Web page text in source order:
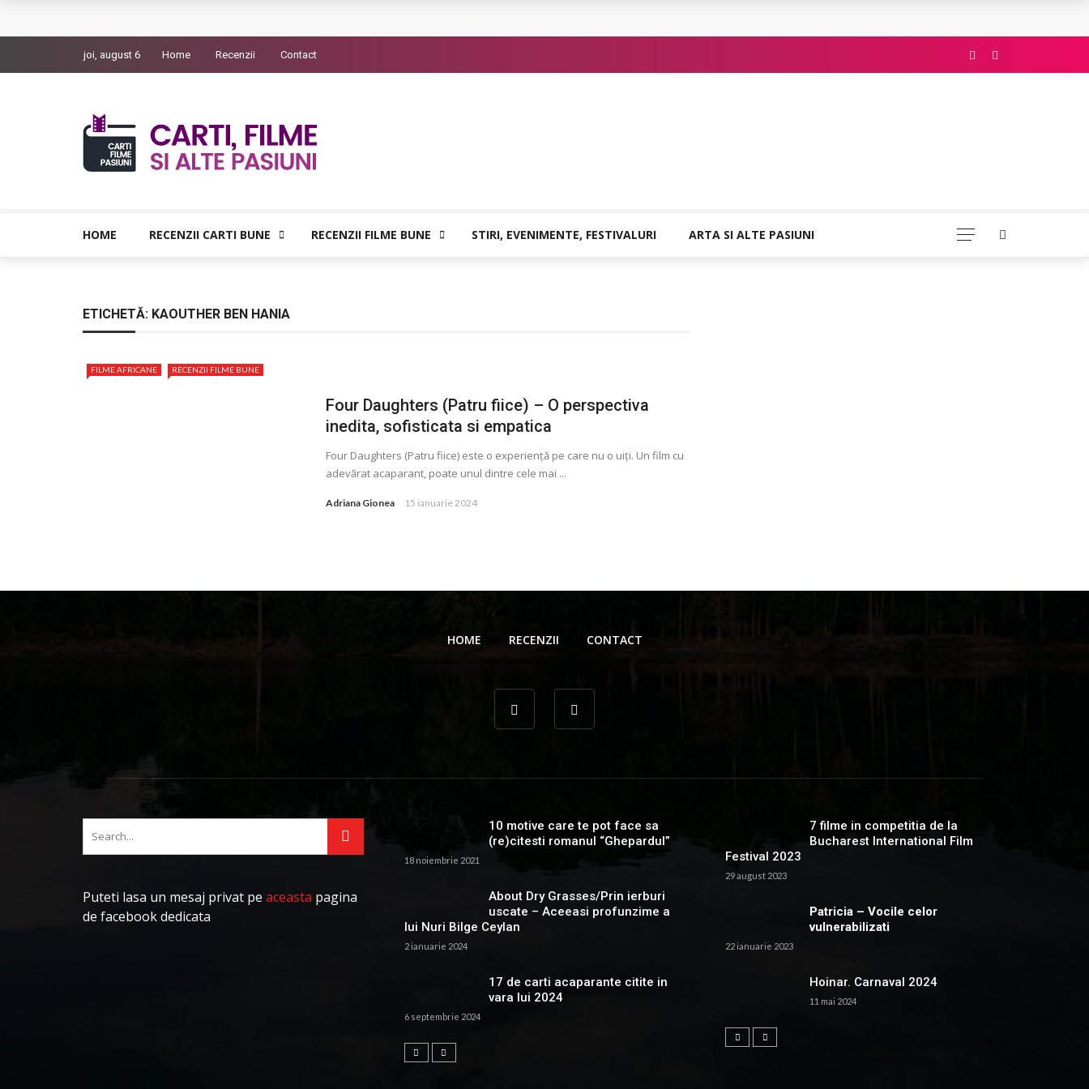
Bolla – O iubire interzisa din Pristina
Indragostitii de Franz K. – Justitiarii literaturii
Un artist al foamei – Prozele de la final
joi, august 6 Home Recenzii Contact
HOME RECENZII CARTI BUNE RECENZII FILME BUNE STIRI, EVENIMENTE, FESTIVALURI ARTA SI ALTE PASIUNI
ETICHETĂ: KAOUTHER BEN HANIA
FILME AFRICANE RECENZII FILME BUNE
Four Daughters (Patru fiice) – O perspectiva
inedita, sofisticata si empatica
Four Daughters (Patru fiice) este o experiență pe care nu o uiți. Un film cu
adevărat acaparant, poate unul dintre cele mai ...
Adriana Gionea 15 ianuarie 2024
HOME RECENZII CONTACT
Puteti lasa un mesaj privat pe aceasta pagina
de facebook dedicata
10 motive care te pot face sa
(re)citesti romanul “Ghepardul”
18 noiembrie 2021
About Dry Grasses/Prin ierburi
uscate – Aceeasi profunzime a
lui Nuri Bilge Ceylan
2 ianuarie 2024
17 de carti acaparante citite in
vara lui 2024
6 septembrie 2024
7 filme in competitia de la
Bucharest International Film
Festival 2023
29 august 2023
Patricia – Vocile celor
vulnerabilizati
22 ianuarie 2023
Hoinar. Carnaval 2024
11 mai 2024